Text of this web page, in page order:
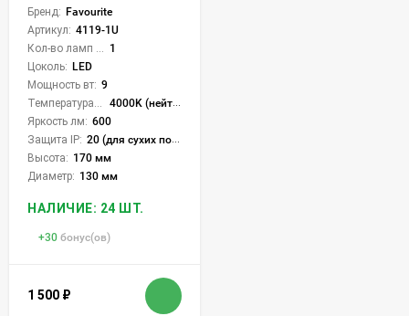
Бренд: Favourite
Артикул: 4119-1U
1
Цоколь: LED
Мощность вт: 9
4000K (нейтральный)
Яркость лм: 600
Защита IP: 20 (для сухих пом.)
Высота: 170 мм
Диаметр: 130 мм
НАЛИЧИЕ: 24 ШТ.
+30 бонус(ов)
1 500 ₽